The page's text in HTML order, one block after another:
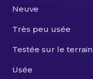
Neuve
Très peu usée
Testée sur le terrain
Usée